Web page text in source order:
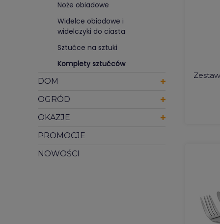
Noże obiadowe
Widelce obiadowe i
widelczyki do ciasta
Sztućce na sztuki
Komplety sztućców
DOM
OGRÓD
OKAZJE
PROMOCJE
NOWOŚCI